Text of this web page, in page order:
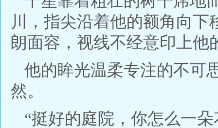
川，指尖沿着他的额角向
朗面容，视线不经意印上他
他的眸光温柔专注的不可
然。
“挺好的庭院，你怎么一